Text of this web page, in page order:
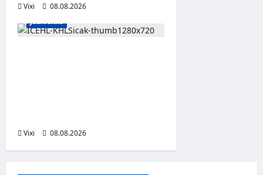
Vixi
08.08.2026
Jääkiekko
Vixi 08.08.2026